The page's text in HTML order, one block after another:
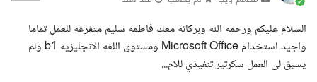
السلام عليكم ورحمه الله وبركاته معك فاطمه سليم متفرغه للعمل تماما
واجيد استخدام Microsoft Office ومستوى اللغه الانجليزيه b1 ولم
يسبق لى العمل سكرتير تنفيذي للام...